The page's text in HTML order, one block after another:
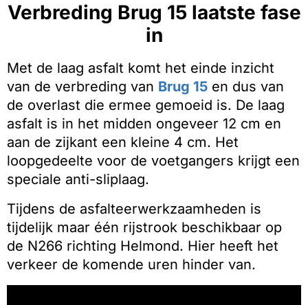
Verbreding Brug 15 laatste fase
in
Met de laag asfalt komt het einde inzicht
van de verbreding van Brug 15 en dus van
de overlast die ermee gemoeid is. De laag
asfalt is in het midden ongeveer 12 cm en
aan de zijkant een kleine 4 cm. Het
loopgedeelte voor de voetgangers krijgt een
speciale anti-sliplaag.
Tijdens de asfalteerwerkzaamheden is
tijdelijk maar één rijstrook beschikbaar op
de N266 richting Helmond. Hier heeft het
verkeer de komende uren hinder van.